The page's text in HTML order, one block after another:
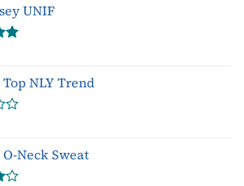
UNIF
NLY Trend
Neck Sweat